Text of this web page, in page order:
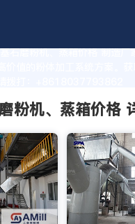
石磨粉机、蒸箱价格 制造厂
价值的粉体加工系统方案。获
粉机、蒸箱价格